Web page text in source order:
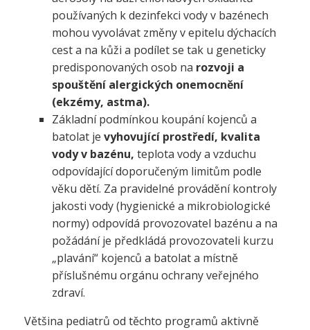
používaných k dezinfekci vody v bazénech
mohou vyvolávat změny v epitelu dýchacích
cest a na kůži a podílet se tak u geneticky
predisponovaných osob na rozvoji a
spouštění alergických onemocnění
(ekzémy, astma).
Základní podmínkou koupání kojenců a
batolat je vyhovující prostředí, kvalita
vody v bazénu, teplota vody a vzduchu
odpovídající doporučeným limitům podle
věku dětí. Za pravidelné provádění kontroly
jakosti vody (hygienické a mikrobiologické
normy) odpovídá provozovatel bazénu a na
požádání je předkládá provozovateli kurzu
„plavání“ kojenců a batolat a místně
příslušnému orgánu ochrany veřejného
zdraví.
Většina pediatrů od těchto programů aktivně